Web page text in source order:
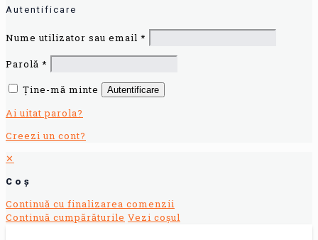
Autentificare
Nume utilizator sau email *
Parolă *
Ține-mă minte
Autentificare
Ai uitat parola?
Creezi un cont?
✕
Coș
Continuă cu finalizarea comenzii
Continuă cumpărăturile Vezi coșul